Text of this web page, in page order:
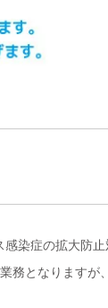
染症の拡大防
務となりますが